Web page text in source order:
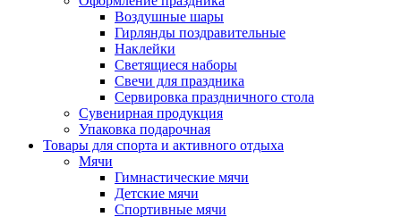
Воздушные шары
Гирлянды поздравительные
Наклейки
Светящиеся наборы
Свечи для праздника
Сервировка праздничного стола
Сувенирная продукция
Упаковка подарочная
Товары для спорта и активного отдыха
Мячи
Гимнастические мячи
Детские мячи
Спортивные мячи